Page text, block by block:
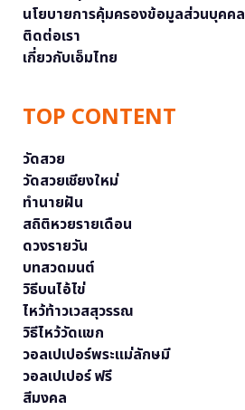
นโยบายการคุ้มครองข้อมูลส่วนบุคคล
ติดต่อเรา
เกี่ยวกับเอ็มไทย
TOP CONTENT
วัดสวย
วัดสวยเชียงใหม่
ทำนายฝัน
สถิติหวยรายเดือน
ดวงรายวัน
บทสวดมนต์
วิธีบนไอ้ไข่
ไหว้ท้าวเวสสุวรรณ
วิธีไหว้วัดแขก
วอลเปเปอร์พระแม่ลักษมี
วอลเปเปอร์ ฟรี
สีมงคล